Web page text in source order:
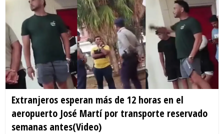
Extranjeros esperan más de 12 horas en el
aeropuerto José Martí por transporte reservado
semanas antes(Video)